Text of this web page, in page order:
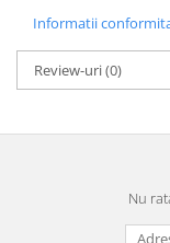
Informatii
Review-uri(0)
Nu